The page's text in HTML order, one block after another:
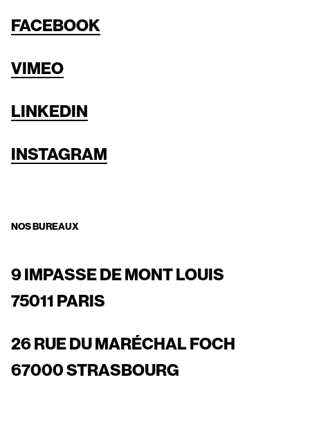
FACEBOOK
VIMEO
LINKEDIN
INSTAGRAM
NOS BUREAUX
9 IMPASSE DE MONT LOUIS
75011 PARIS
26 RUE DU MARÉCHAL FOCH
67000 STRASBOURG